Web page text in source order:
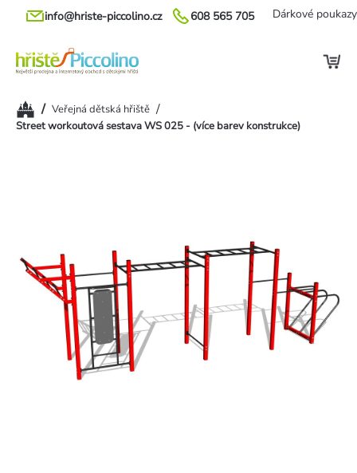
Přejít
608 565 705
info@hriste-piccolino.cz Dárkové poukazy
Domů/ Veřejná dětská hřiště /
Street workoutová sestava WS 025 - (více barev konstrukce)